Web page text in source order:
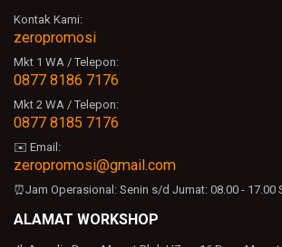
Kontak Kami:
zeropromosi
Mkt 1 WA / Telepon:
0877 8186 7176
Mkt 2 WA / Telepon:
0877 8185 7176
✉️ Email:
zeropromosi@gmail.com
⏰Jam Operasional: Senin s/d Jumat: 08.00 - 17.00
ALAMAT WORKSHOP